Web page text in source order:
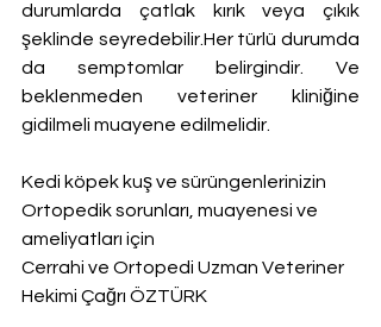
durumlarda çatlak kırık veya çıkık
şeklinde seyredebilir.Her türlü durumda
da semptomlar belirgindir. Ve
beklenmeden veteriner kliniğine
gidilmeli muayene edilmelidir.
Kedi köpek kuş ve sürüngenlerinizin
Ortopedik sorunları, muayenesi ve
ameliyatları için
Cerrahi ve Ortopedi Uzman Veteriner
Hekimi Çağrı ÖZTÜRK